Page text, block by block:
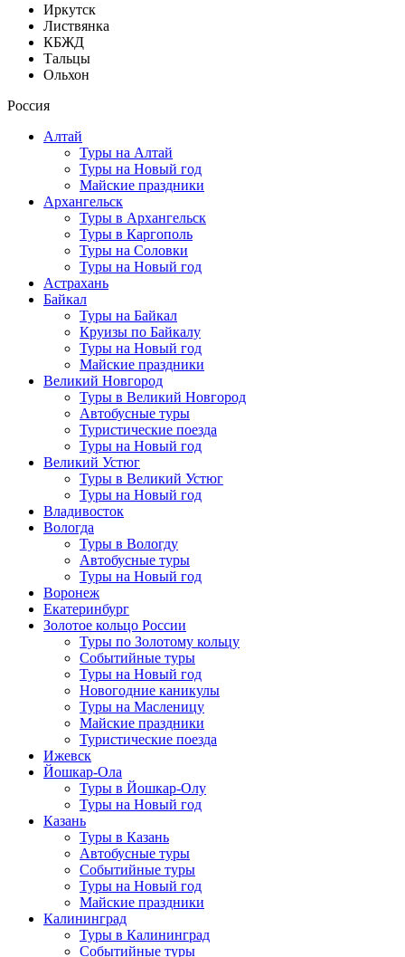
Иркутск
Листвянка
КБЖД
Тальцы
Ольхон
Россия
Алтай
Туры на Алтай
Туры на Новый год
Майские праздники
Архангельск
Туры в Архангельск
Туры в Каргополь
Туры на Соловки
Туры на Новый год
Астрахань
Байкал
Туры на Байкал
Круизы по Байкалу
Туры на Новый год
Майские праздники
Великий Новгород
Туры в Великий Новгород
Автобусные туры
Туристические поезда
Туры на Новый год
Великий Устюг
Туры в Великий Устюг
Туры на Новый год
Владивосток
Вологда
Туры в Вологду
Автобусные туры
Туры на Новый год
Воронеж
Екатеринбург
Золотое кольцо России
Туры по Золотому кольцу
Событийные туры
Туры на Новый год
Новогодние каникулы
Туры на Масленицу
Майские праздники
Туристические поезда
Ижевск
Йошкар-Ола
Туры в Йошкар-Олу
Туры на Новый год
Казань
Туры в Казань
Автобусные туры
Событийные туры
Туры на Новый год
Майские праздники
Калининград
Туры в Калининград
Событийные туры